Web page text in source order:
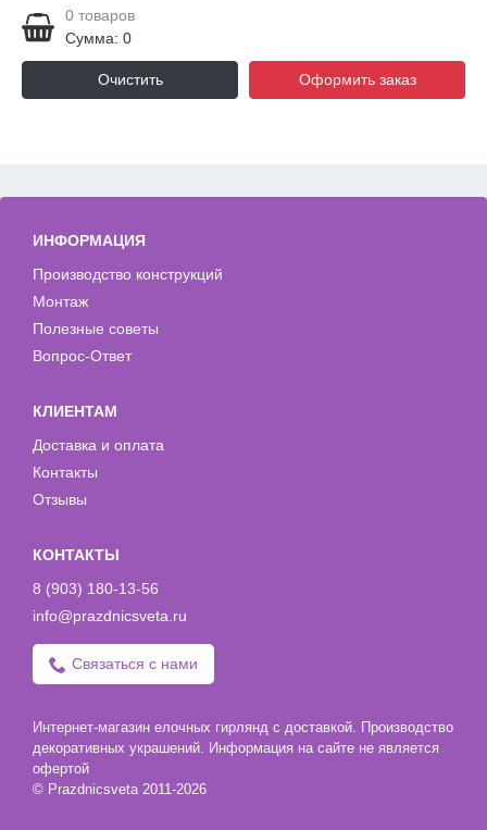
0 товаров
Сумма: 0
Очистить Оформить заказ
ИНФОРМАЦИЯ
Производство конструкций
Монтаж
Полезные советы
Вопрос-Ответ
КЛИЕНТАМ
Доставка и оплата
Контакты
Отзывы
КОНТАКТЫ
8 (903) 180-13-56
info@prazdnicsveta.ru
Связаться с нами
Интернет-магазин елочных гирлянд с доставкой. Производство
декоративных украшений. Информация на сайте не является
офертой
© Prazdnicsveta 2011-2026